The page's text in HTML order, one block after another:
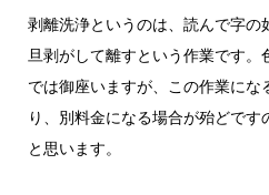
剥離洗浄というのは、読んで字
旦剥がして離すという作業です
では御座いますが、この作業に
り、別料金になる場合が殆どで
と思います。